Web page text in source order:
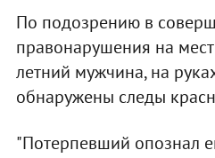
По подозрению в
правонарушения на
летний мужчина, на
обнаружены следы
"Потерпевший опознал